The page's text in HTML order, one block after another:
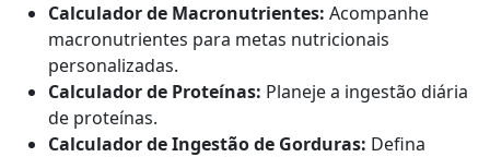
Calculador de Macronutrientes: Acompanhe
macronutrientes para metas nutricionais
personalizadas.
Calculador de Proteínas: Planeje a ingestão diária
de proteínas.
Calculador de Ingestão de Gorduras: Defina